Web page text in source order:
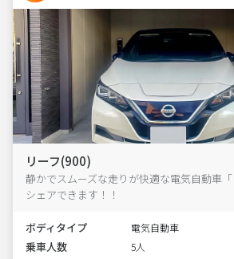
リーフ(900)
静かでスムーズな走りが快適な電気自動車
シェアできます！！
ボディタイプ 電気自動車
乗車人数 5人